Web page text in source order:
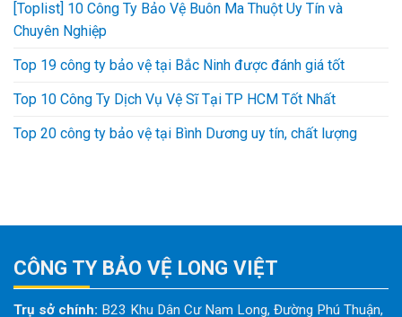
[Toplist] 10 Công Ty Bảo Vệ Buôn Ma Thuột Uy Tín và
Chuyên Nghiệp
Top 19 công ty bảo vệ tại Bắc Ninh được đánh giá tốt
Top 10 Công Ty Dịch Vụ Vệ Sĩ Tại TP HCM Tốt Nhất
Top 20 công ty bảo vệ tại Bình Dương uy tín, chất lượng
CÔNG TY BẢO VỆ LONG VIỆT
Trụ sở chính: B23 Khu Dân Cư Nam Long, Đường Phú Thuận,